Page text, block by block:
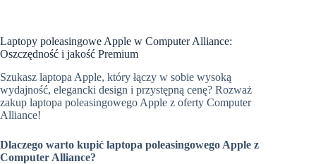
Laptopy poleasingowe Apple w Computer Alliance:
Oszczędność i jakość Premium
Szukasz laptopa Apple, który łączy w sobie wysoką
wydajność, elegancki design i przystępną cenę? Rozważ
zakup laptopa poleasingowego Apple z oferty Computer
Alliance!
Dlaczego warto kupić laptopa poleasingowego Apple z
Computer Alliance?